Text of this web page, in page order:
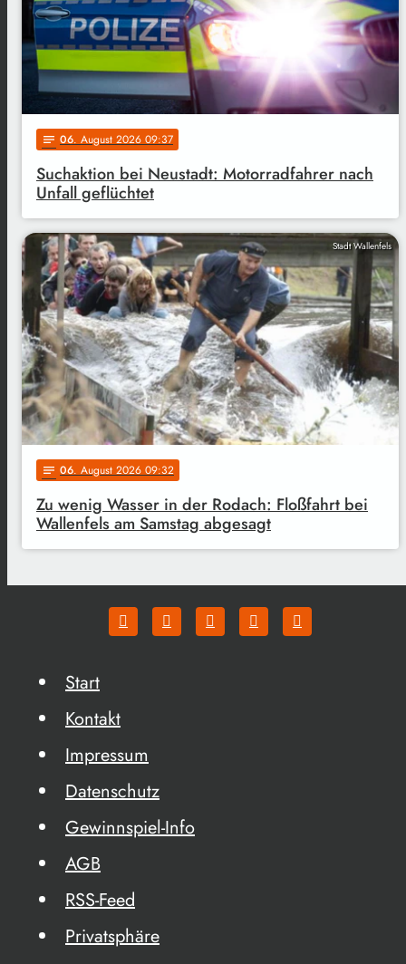
notes 06. August 2026 09:37
Suchaktion bei Neustadt: Motorradfahrer nach
Unfall geflüchtet
Stadt Wallenfels
notes 06. August 2026 09:32
Zu wenig Wasser in der Rodach: Floßfahrt bei
Wallenfels am Samstag abgesagt
Start
Kontakt
Impressum
Datenschutz
Gewinnspiel-Info
AGB
RSS-Feed
Privatsphäre